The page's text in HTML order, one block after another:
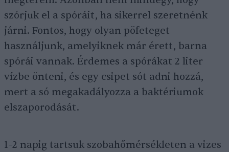
szórjuk el a spóráit, ha sikerrel szeretnénk
járni. Fontos, hogy olyan pöfeteget
használjunk, amelyiknek már érett, barna
spórái vannak. Érdemes a spórákat 2 liter
vízbe önteni, és egy csipet sót adni hozzá,
mert a só megakadályozza a baktériumok
elszaporodását.
1–2 napig tartsuk szobahőmérsékleten a vizes